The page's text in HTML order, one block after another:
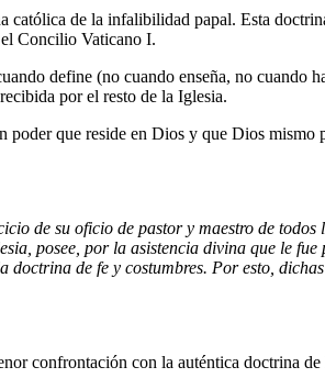
de la infalibilidad papal. Esta
Concilio Vaticano I.
define (no cuando enseña, no cuando
por el resto de la Iglesia.
poder que reside en Dios y que Dios mismo
de su oficio de pastor y maestro de
posee, por la asistencia divina que le
de fe y costumbres. Por esto,
confrontación con la auténtica doctrina